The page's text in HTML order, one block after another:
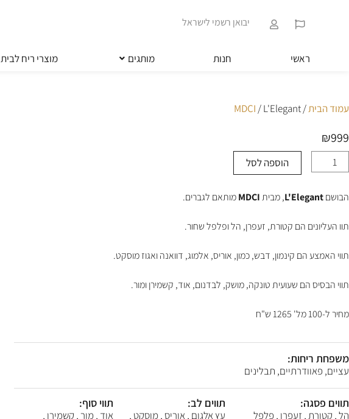
הַמְּסַיַּעַת
לִנְגִישׁוּת
לְחַץ
Control-
F11
לְהַתְאָמַת
לְעִוְורִים
בְּתוֹכְנַת
Control-
לִפְתִיחַת
נְגִישׁוּת.
יבואן רשמי לישראל
ראשי חנות מותגים מוצרי ריח לבית
עמוד הבית/
MDCI / L'Elegant
₪999
כמות
של
הוספה לסל
הבושםL'Elegant, מביתMDCIמותאם לגברים.
תוו העליונים הם קטורת, זעפרן, הל ופלפל שחור.
תווי האמצע הם קינמון, דבש, כמון, אוריס, אלמוג, דוואנה ואגוז מוסקט.
תווי הבסיס הם שעועית טונקה, מושק, לבדנום, אוד, קשמירן ומור.
מחיר ל-100 מל' 1265 ש"ח
משפחת ריחות:
עציים, פאוודרתיים, תבלינים
תווים פסגה:
הל , קטורת , זעפרן , פלפל
תווים לב:
עץ אלגום , אוריס , מוסקט ,
תווי סוף:
אוד , מור , קשמירן ,